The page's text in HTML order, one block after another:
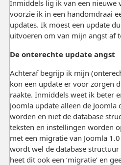
Inmiddels lig ik van een nieuwe
voorzie ik in een handomdraai
updates. Ik moest een update
uitvoeren om van mijn angst af
De onterechte update angst
Achteraf begrijp ik mijn
kon een update er voor zorgen
raakte. Inmiddels weet ik beter
Joomla update alleen de Joomla
worden en niet de database
teksten en instellingen worden
met een migratie van Joomla
wordt wel de database
heet dit ook een ‘migratie’ en